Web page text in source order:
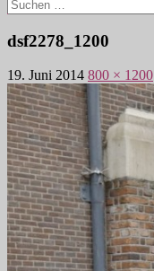
nach:
dsf2278_1200
19. Juni 2014 800 × 1200